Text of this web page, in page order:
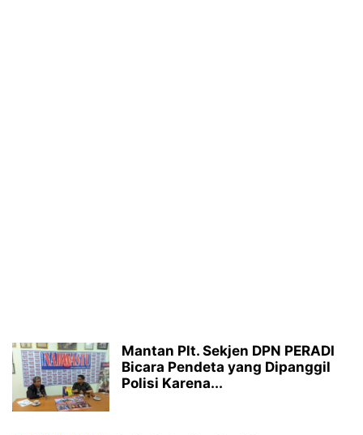
Mantan Plt. Sekjen DPN PERADI
Bicara Pendeta yang Dipanggil
Polisi Karena...